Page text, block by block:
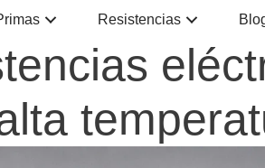
Resistencias